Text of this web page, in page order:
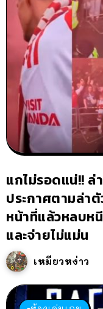
แกไม่รอดแน่!!
ประกาศตามล่า
หน้าที่แล้วหลบห
และจ่ายไม่แม่น
เหมียวหง่าว